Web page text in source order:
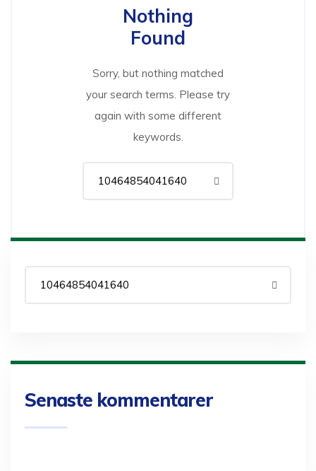
Nothing
Found
Sorry, but nothing matched
your search terms. Please try
again with some different
keywords.
Senaste kommentarer